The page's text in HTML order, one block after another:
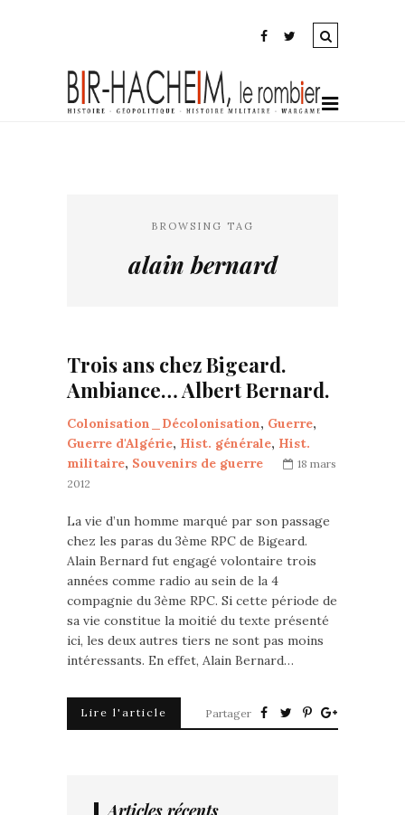
BROWSING TAG
alain bernard
Trois ans chez Bigeard.
Ambiance… Albert Bernard.
Colonisation_Décolonisation, Guerre,
Guerre d'Algérie, Hist. générale, Hist.
militaire, Souvenirs de guerre
18 mars
2012
La vie d’un homme marqué par son passage
chez les paras du 3ème RPC de Bigeard.
Alain Bernard fut engagé volontaire trois
années comme radio au sein de la 4
compagnie du 3ème RPC. Si cette période de
sa vie constitue la moitié du texte présenté
ici, les deux autres tiers ne sont pas moins
intéressants. En effet, Alain Bernard…
Lire l'article Partager
Articles récents